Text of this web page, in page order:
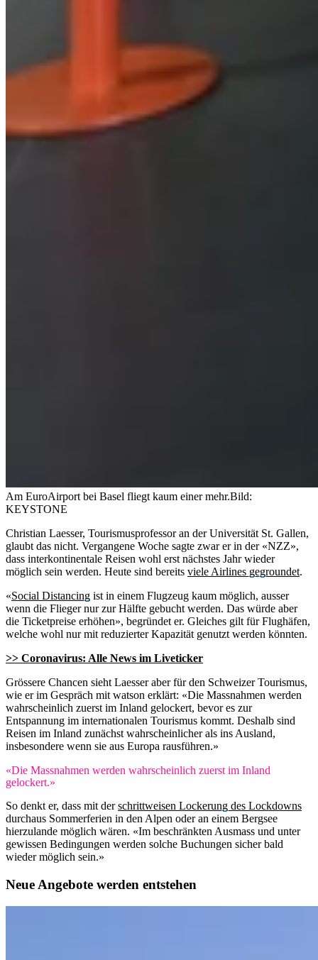
Am EuroAirport bei Basel fliegt kaum einer mehr.Bild:
KEYSTONE
Christian Laesser, Tourismusprofessor an der Universität St. Gallen,
glaubt das nicht. Vergangene Woche sagte zwar er in der «NZZ»,
dass interkontinentale Reisen wohl erst nächstes Jahr wieder
möglich sein werden. Heute sind bereits viele Airlines gegroundet.
«Social Distancing ist in einem Flugzeug kaum möglich, ausser
wenn die Flieger nur zur Hälfte gebucht werden. Das würde aber
die Ticketpreise erhöhen», begründet er. Gleiches gilt für Flughäfen,
welche wohl nur mit reduzierter Kapazität genutzt werden könnten.
>> Coronavirus: Alle News im Liveticker
Grössere Chancen sieht Laesser aber für den Schweizer Tourismus,
wie er im Gespräch mit watson erklärt: «Die Massnahmen werden
wahrscheinlich zuerst im Inland gelockert, bevor es zur
Entspannung im internationalen Tourismus kommt. Deshalb sind
Reisen im Inland zunächst wahrscheinlicher als ins Ausland,
insbesondere wenn sie aus Europa rausführen.»
«Die Massnahmen werden wahrscheinlich zuerst im Inland
gelockert.»
So denkt er, dass mit derschrittweisen Lockerung des Lockdowns
durchaus Sommerferien in den Alpen oder an einem Bergsee
hierzulande möglich wären. «Im beschränkten Ausmass und unter
gewissen Bedingungen werden solche Buchungen sicher bald
wieder möglich sein.»
Neue Angebote werden entstehen